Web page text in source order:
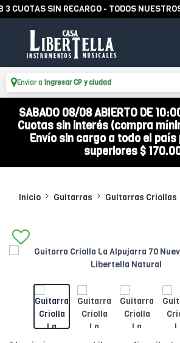
SIN RECARGO - TODOS NUESTROS
Enviar a Ingresar CP y ciudad
SABADO 08/08 ABIERTO DE
Cuotas sin interés (compra
Envío sin cargo a todo el
superiores $
Inicio Guitarras Guitarras Criollas